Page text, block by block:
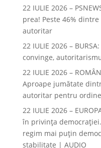
22 IULIE 2026 –
prea! Peste 46%
autoritar
22 IULIE 2026 –
convinge,
22 IULIE 2026 –
Aproape jumătate
autoritar pentru
22 IULIE 2026 –
în privința
regim mai puțin
stabilitate | AUDIO